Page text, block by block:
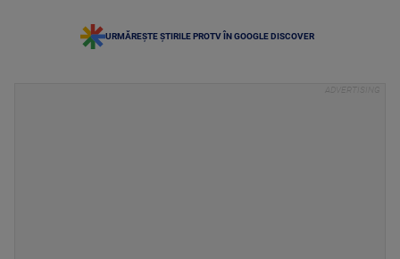
URMĂREȘTE ȘTIRILE PROTV ÎN GOOGLE DISCOVER